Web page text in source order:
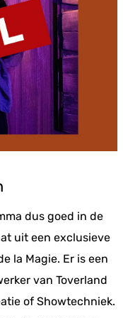
dus goed in de
uit een exclusieve
la Magie. Er is een
van Toverland
of Showtechniek.